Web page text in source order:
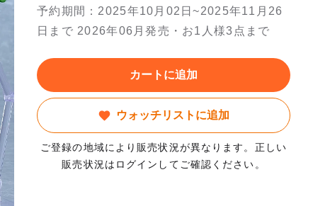
予約期間：2025年10月02日~2025年11月26
日まで 2026年06月発売・お1人様3点まで
カートに追加
ウォッチリストに追加
ご登録の地域により販売状況が異なります。正しい
販売状況はログインしてご確認ください。